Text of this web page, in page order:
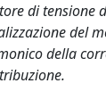
di
del
della